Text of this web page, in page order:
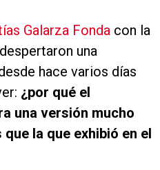
Galarza Fonda con la
una
hace varios días
¿por qué el
una versión mucho
la que exhibió en el